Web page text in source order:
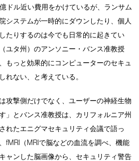
ドル近い費用をかけているが、ランサム
システムが一時的にダウンしたり、個人
たりするのは今でも日常的に起きてい
ユタ州）のアンソニー・バンス准教授
もっと効果的にコンピューターのセキュ
れない、と考えている。
攻撃側だけでなく、ユーザーの神経生物
」とバンス准教授は、カリフォルニア州
れたエニグマセキュリティ会議で語っ
fMRI（MRIで脳などの血流を調べ、機能
ャンした脳画像から、セキュリティ警告